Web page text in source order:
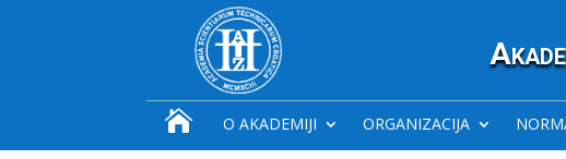
 O AKADEMIJI ORGANIZACIJA